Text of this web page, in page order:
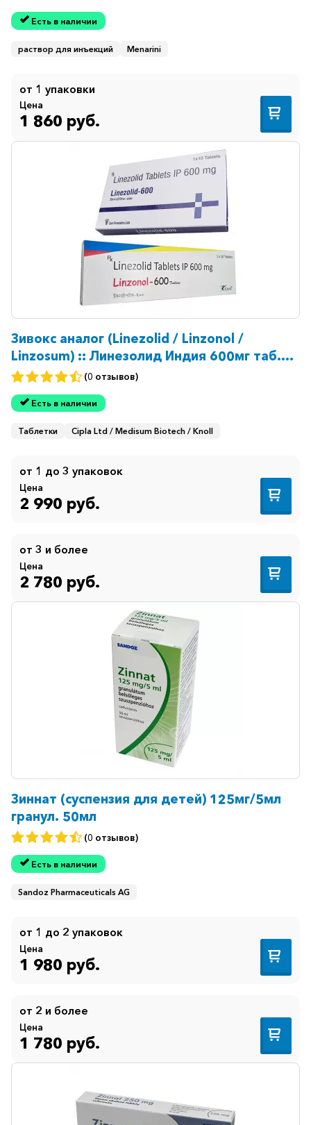
Есть в наличии
раствор для инъекций Menarini
от 1 упаковки
Цена
1 860 руб.
Зивокс аналог (Linezolid / Linzonol /
Linzosum) :: Линезолид Индия 600мг таб.
№10
(0 отзывов)
Есть в наличии
Таблетки Cipla Ltd / Medisum Biotech / Knoll
от 1 до 3 упаковок
Цена
2 990 руб.
от 3 и более
Цена
2 780 руб.
Зиннат (суспензия для детей) 125мг/5мл
гранул. 50мл
(0 отзывов)
Есть в наличии
Sandoz Pharmaceuticals AG
от 1 до 2 упаковок
Цена
1 980 руб.
от 2 и более
Цена
1 780 руб.